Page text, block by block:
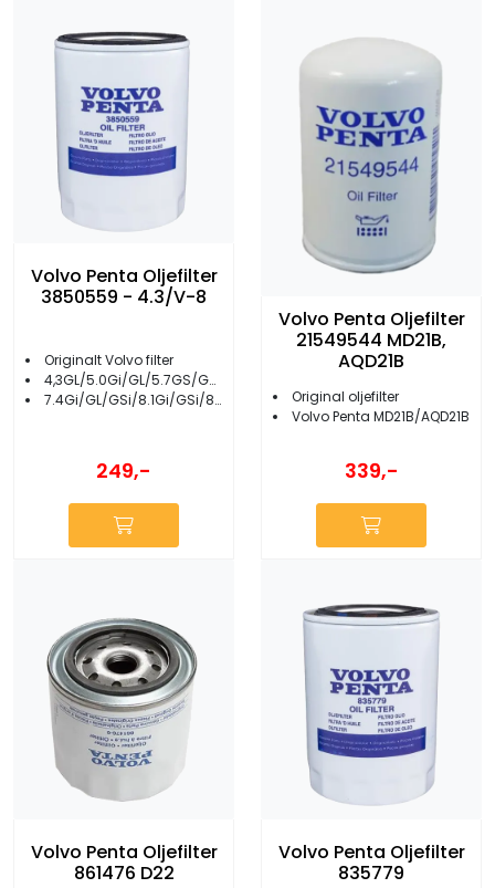
Volvo Penta Oljefilter
3850559 - 4.3/V-8
Originalt Volvo filter
4,3GL/5.0Gi/GL/5.7GS/GSi/GXi
7.4Gi/GL/GSi/8.1Gi/GSi/8.2GL/GSi
249,-
Volvo Penta Oljefilter
21549544 MD21B,
AQD21B
Original oljefilter
Volvo Penta MD21B/AQD21B
339,-
Volvo Penta Oljefilter
861476 D22
Volvo Penta Oljefilter
835779